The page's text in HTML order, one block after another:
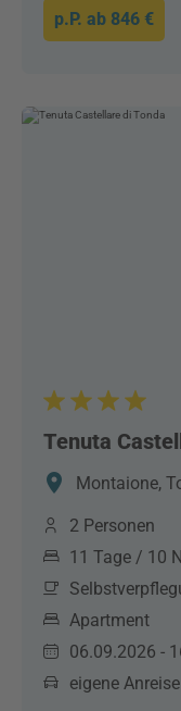
p.P. ab 846 €
Tenuta
Montaione,
2 Personen
11 Tage / 10
Apartment
06.09.2026 -
eigene Anreise